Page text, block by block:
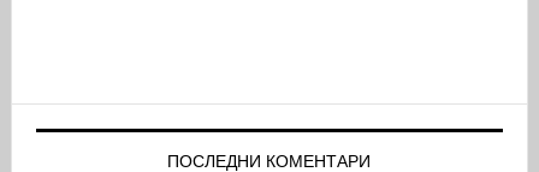
ПОСЛЕДНИ КОМЕНТАРИ